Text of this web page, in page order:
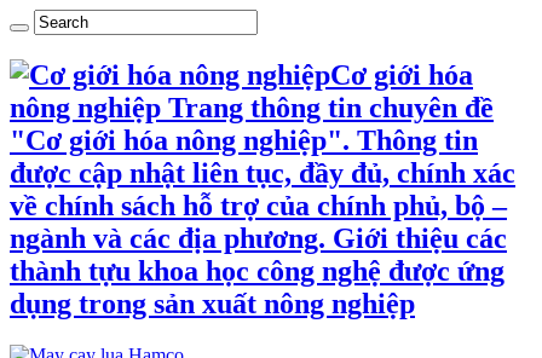
Cơ giới hóa
nông nghiệp Trang thông tin chuyên đề
"Cơ giới hóa nông nghiệp". Thông tin
được cập nhật liên tục, đầy đủ, chính xác
về chính sách hỗ trợ của chính phủ, bộ –
ngành và các địa phương. Giới thiệu các
thành tựu khoa học công nghệ được ứng
dụng trong sản xuất nông nghiệp